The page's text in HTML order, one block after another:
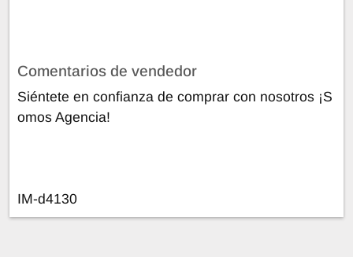
Comentarios de vendedor
Siéntete en confianza de comprar con nosotros ¡S
omos Agencia!
IM-d4130